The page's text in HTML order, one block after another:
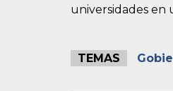
universidades en
TEMAS